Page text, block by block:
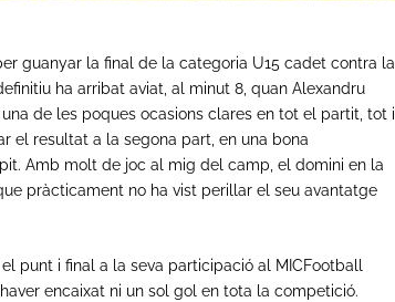
guanyar la final de la categoria U15 cadet contra la
ha arribat aviat, al minut 8, quan Alexandru
de les poques ocasions clares en tot el partit, tot i
el resultat a la segona part, en una bona
Amb molt de joc al mig del camp, el domini en la
pràcticament no ha vist perillar el seu avantatge
punt i final a la seva participació al MICFootball
encaixat ni un sol gol en tota la competició.